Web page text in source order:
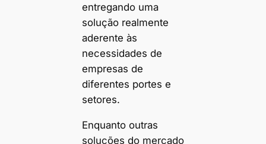
entregando uma
solução realmente
aderente às
necessidades de
empresas de
diferentes portes e
setores.
Enquanto outras
soluções do mercado